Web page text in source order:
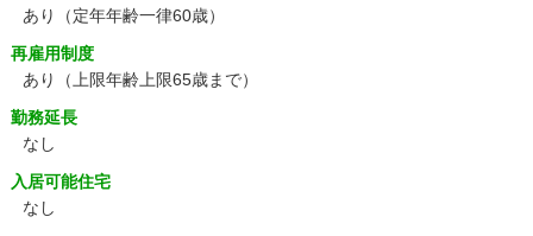
あり
（定年年齢一律60歳）
再雇用制度
あり
（上限年齢上限65歳まで）
勤務延長
なし
入居可能住宅
なし